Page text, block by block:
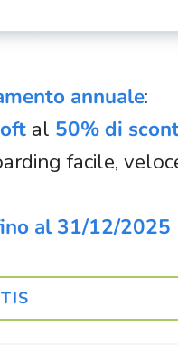
annuale:
al 50% di
facile,
al 31/12/2025